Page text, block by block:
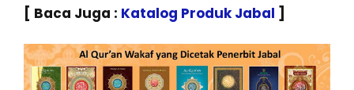
[ Baca Juga : Katalog Produk Jabal ]